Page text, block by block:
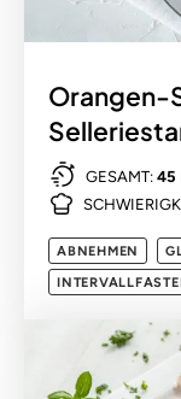
Orangen-
GESAMT: 45
ABNEHMEN